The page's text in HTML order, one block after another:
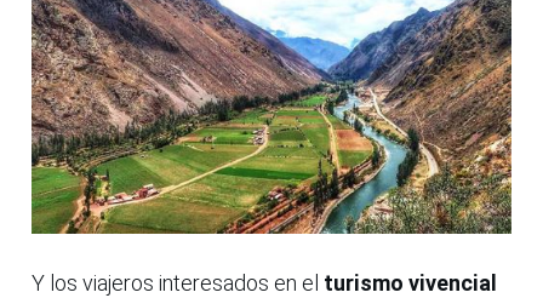
Y los viajeros interesados en el turismo vivencial